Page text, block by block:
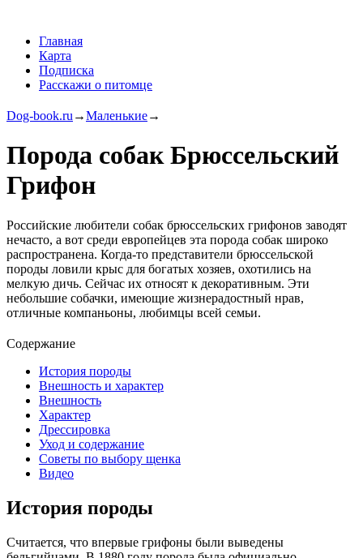
Главная
Карта
Подписка
Расскажи о питомце
Dog-book.ru →Маленькие→
Порода собак Брюссельский
Грифон
Российские любители собак брюссельских грифонов заводят
нечасто, а вот среди европейцев эта порода собак широко
распространена. Когда-то представители брюссельской
породы ловили крыс для богатых хозяев, охотились на
мелкую дичь. Сейчас их относят к декоративным. Эти
небольшие собачки, имеющие жизнерадостный нрав,
отличные компаньоны, любимцы всей семьи.
Содержание
История породы
Внешность и характер
Внешность
Характер
Дрессировка
Уход и содержание
Советы по выбору щенка
Видео
История породы
Считается, что впервые грифоны были выведены